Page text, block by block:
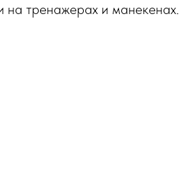
на тренажерах и манекенах.